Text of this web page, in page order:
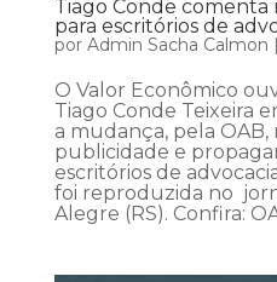
Tiago Conde
para escritórios de
por Admin Sacha Calmon |
O Valor Econômico
Tiago Conde Teixeira
a mudança, pela OAB,
publicidade e
escritórios de
foi reproduzida no
Alegre (RS). Confira: